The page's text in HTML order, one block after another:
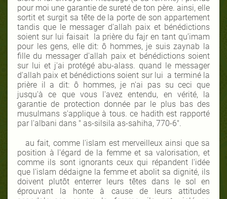
pour moi une garantie de sureté de ton père. ainsi, elle
sortit et surgit sa tête de la porte de son appartement
tandis que le messager d'allah paix et bénédictions
soient sur lui faisait la prière du fajr en tant qu’imam
pour les gens, elle dit: ô hommes, je suis zaynab la
fille du messager d'allah paix et bénédictions soient
sur lui et j'ai protégé abu-alass. quand le messager
d'allah paix et bénédictions soient sur lui a terminé la
prière il a dit: ô hommes, je n'ai pas su ceci que
jusqu'à ce que vous l'avez entendu, en vérité, la
garantie de protection donnée par le plus bas des
musulmans s'applique à tous. ce hadith est rapporté
par l'albani dans " as-silsila as-sahiha, 770-6".
au fait, comme l'islam est merveilleux ainsi que sa
position à l'égard de la femme et sa valorisation, et
comme ils sont ignorants ceux qui répandent l'idée
que l'islam dédaigne la femme et abolit sa dignité, ils
doivent plutôt enterrer leurs têtes dans le sol en
éprouvant la honte à cause de leurs attitudes